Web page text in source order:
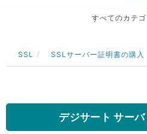
すべてのカテ
SSL SSLサーバー証明書の購入
デジサート サー